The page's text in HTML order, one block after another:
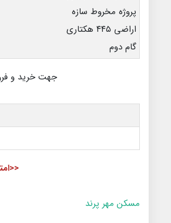
پروژه مخروط سازه
اراضی ۴۴۵ هکتاری
گام دوم
جهت خرید و
مسکن مهر پرند